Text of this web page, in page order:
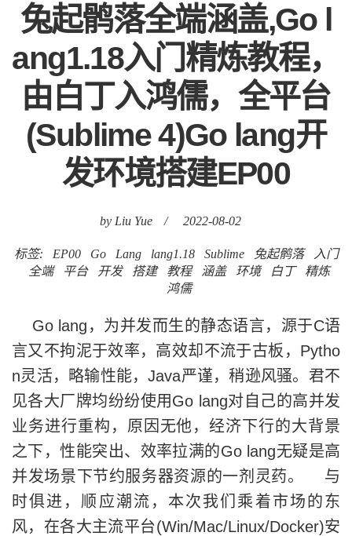
兔起鹘落全端涵盖,Go l
ang1.18入门精炼教程，
由白丁入鸿儒，全平台
(Sublime 4)Go lang开
发环境搭建EP00
by Liu Yue / 2022-08-02
标签: EP00 Go Lang lang1.18 Sublime 兔起鹘落
入门
全端
平台 开发 搭建 教程 涵盖 环境 白丁
精炼
鸿儒
Go lang，为并发而生的静态语言，源于C语
言又不拘泥于效率，高效却不流于古板，Pytho
n灵活，略输性能，Java严谨，稍逊风骚。君不
见各大厂牌均纷纷使用Go lang对自己的高并发
业务进行重构，原因无他，经济下行的大背景
之下，性能突出、效率拉满的Go lang无疑是高
并发场景下节约服务器资源的一剂灵药。 与
时俱进，顺应潮流，本次我们乘着市场的东
风，在各大主流平台(Win/Mac/Linux/Docker)安